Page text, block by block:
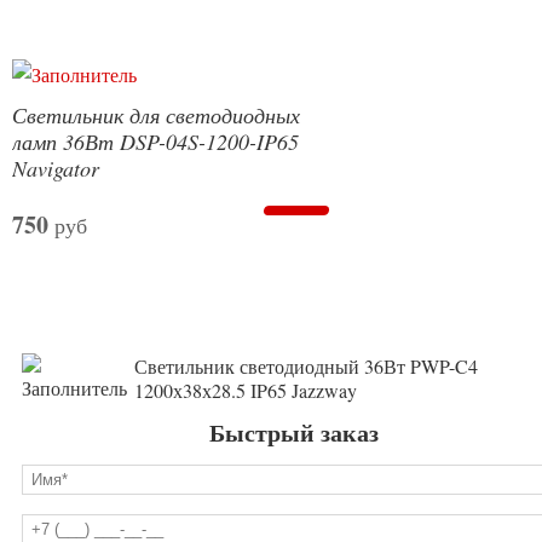
Светильник для светодиодных
ламп 36Вт DSP-04S-1200-IP65
Navigator
750 руб
Светильник светодиодный 36Вт PWP-C4
1200х38х28.5 IP65 Jazzway
Быстрый заказ